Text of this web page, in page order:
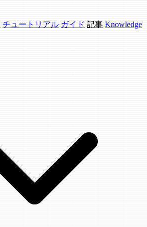
チュートリアル ガイド 記事 Knowledge